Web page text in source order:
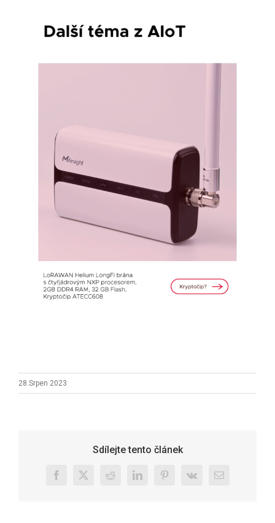
28.Srpen 2023
Sdílejte tento článek
Facebook
X RedditLinkedInPinterest
Vk
E-